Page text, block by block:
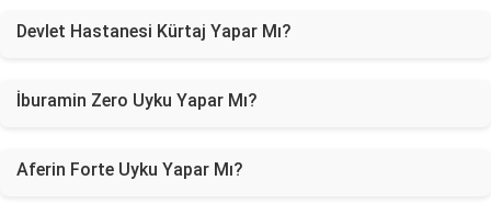
Devlet Hastanesi Kürtaj Yapar Mı?
İburamin Zero Uyku Yapar Mı?
Aferin Forte Uyku Yapar Mı?